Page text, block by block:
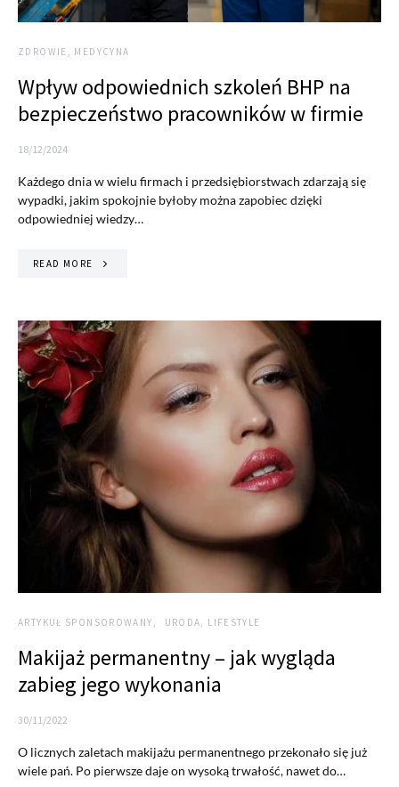
ZDROWIE, MEDYCYNA
Wpływ odpowiednich szkoleń BHP na
bezpieczeństwo pracowników w firmie
18/12/2024
Każdego dnia w wielu firmach i przedsiębiorstwach zdarzają się
wypadki, jakim spokojnie byłoby można zapobiec dzięki
odpowiedniej wiedzy…
READ MORE
ARTYKUŁ SPONSOROWANY URODA, LIFESTYLE
Makijaż permanentny – jak wygląda
zabieg jego wykonania
30/11/2022
O licznych zaletach makijażu permanentnego przekonało się już
wiele pań. Po pierwsze daje on wysoką trwałość, nawet do…